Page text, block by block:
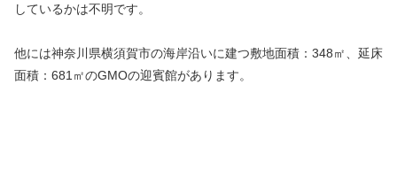
しているかは不明です。
他には神奈川県横須賀市の海岸沿いに建つ敷地面積：348㎡、延床
面積：681㎡のGMOの迎賓館があります。